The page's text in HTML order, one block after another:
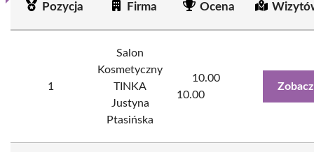
Pozycja Firma Ocena
1
Salon
Kosmetyczny
TINKA
Justyna
Ptasińska
10.00
10.00